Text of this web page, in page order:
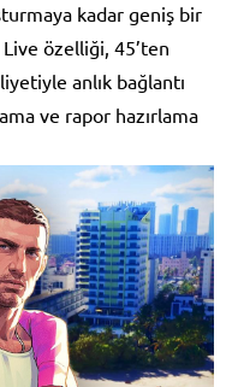
kadar geniş bir
özelliği, 45’ten
anlık bağlantı
ve rapor hazırlama